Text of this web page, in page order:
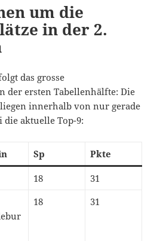
um die
in der 2.
das grosse
der ersten Tabellenhälfte: Die
innerhalb von nur gerade
aktuelle Top-9:
Sp Pkte
18
31
18 31